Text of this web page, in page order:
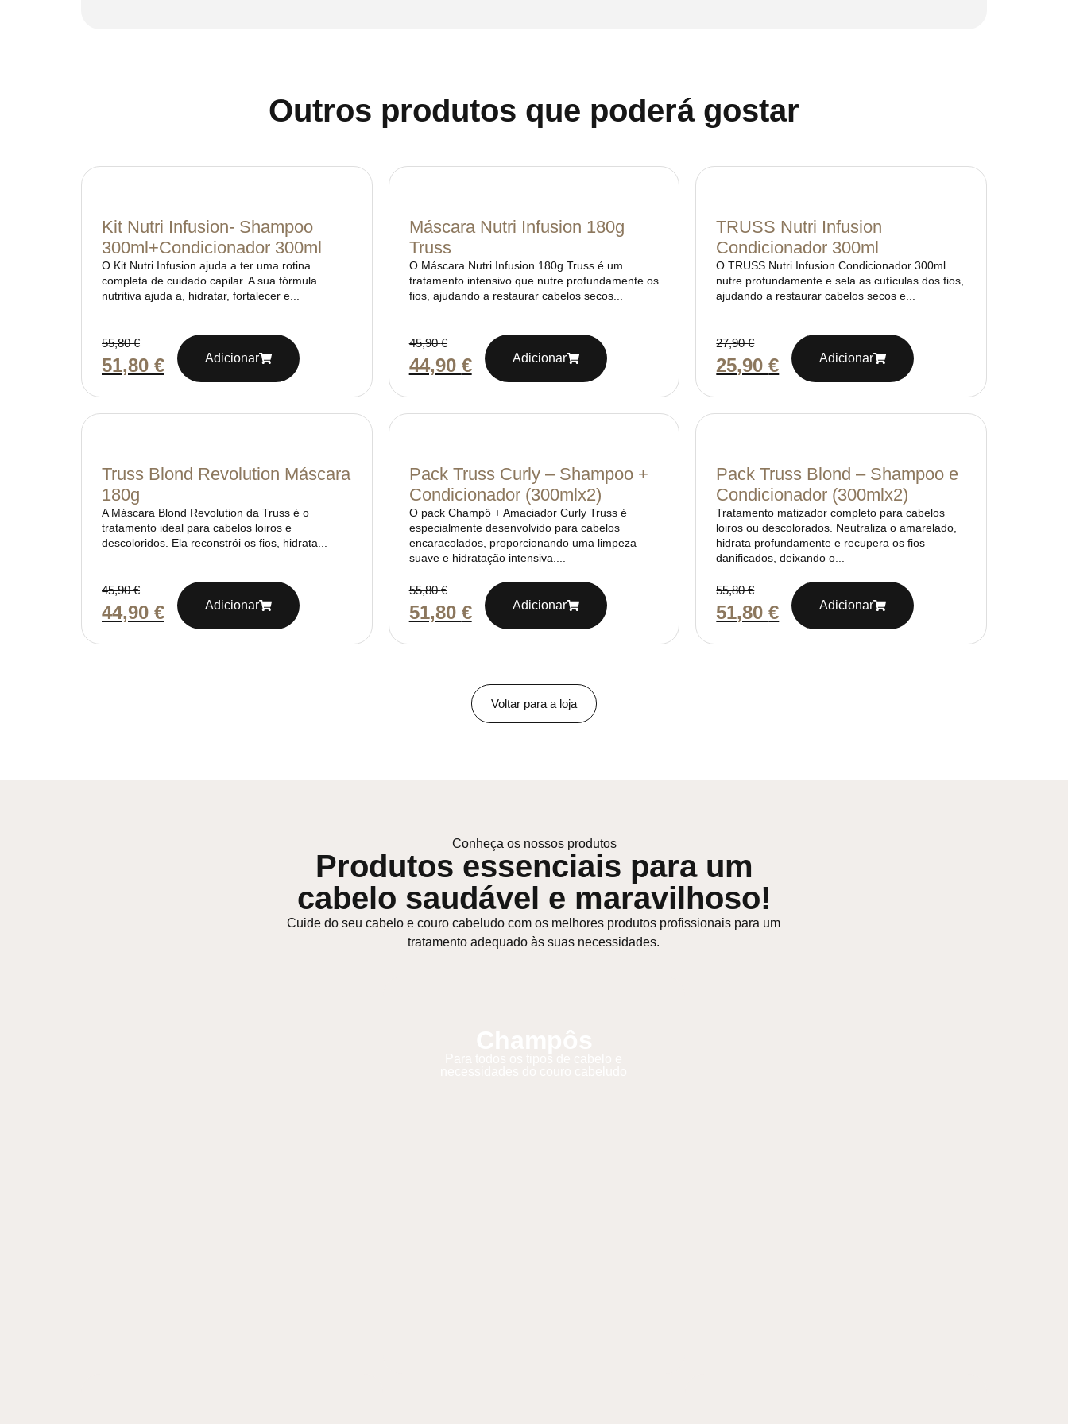
Outros produtos que poderá gostar
Kit Nutri Infusion- Shampoo
300ml+Condicionador 300ml
O Kit Nutri Infusion ajuda a ter uma rotina
completa de cuidado capilar. A sua fórmula
nutritiva ajuda a, hidratar, fortalecer e...
55,80€
51,80 € Adicionar
Máscara Nutri Infusion 180g
Truss
O Máscara Nutri Infusion 180g Truss é um
tratamento intensivo que nutre profundamente os
fios, ajudando a restaurar cabelos secos...
45,90€
44,90 € Adicionar
TRUSS Nutri Infusion
Condicionador 300ml
O TRUSS Nutri Infusion Condicionador 300ml
nutre profundamente e sela as cutículas dos fios,
ajudando a restaurar cabelos secos e...
27,90€
25,90€ Adicionar
Truss Blond Revolution Máscara
180g
A Máscara Blond Revolution da Truss é o
tratamento ideal para cabelos loiros e
descoloridos. Ela reconstrói os fios, hidrata...
45,90€
44,90 € Adicionar
Pack Truss Curly – Shampoo +
Condicionador (300mlx2)
O pack Champô + Amaciador Curly Truss é
especialmente desenvolvido para cabelos
encaracolados, proporcionando uma limpeza
suave e hidratação intensiva....
55,80€
51,80 € Adicionar
Pack Truss Blond – Shampoo e
Condicionador (300mlx2)
Tratamento matizador completo para cabelos
loiros ou descolorados. Neutraliza o amarelado,
hidrata profundamente e recupera os fios
danificados, deixando o...
55,80€
51,80€ Adicionar
Voltar para a loja
Conheça os nossos produtos
Produtos essenciais para um
cabelo saudável e maravilhoso!
Cuide do seu cabelo e couro cabeludo com os melhores produtos profissionais para um
tratamento adequado às suas necessidades.